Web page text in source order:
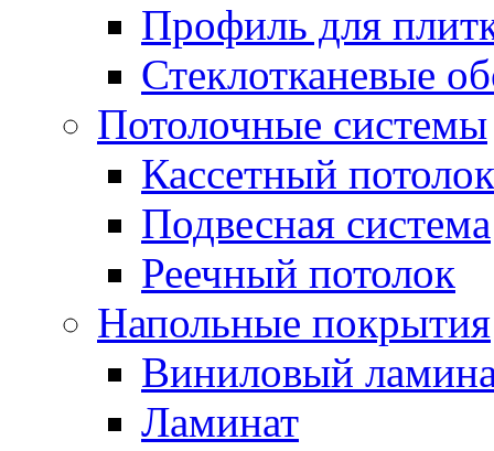
Профиль для
Стеклотканевые
Потолочные системы
Кассетный потолок
Подвесная система
Реечный потолок
Напольные покрытия
Виниловый
Ламинат